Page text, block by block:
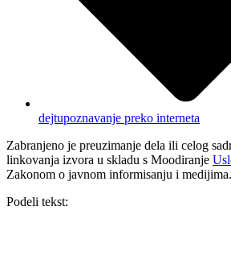
dejtupoznavanje preko interneta
Zabranjeno je preuzimanje dela ili celog
linkovanja izvora u skladu s Moodiranje
Zakonom o javnom informisanju i medijima.
Podeli tekst: